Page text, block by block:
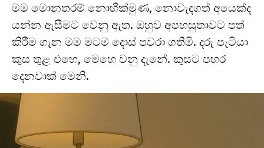
මම මොනතරම් නොහික්මුණ, නොවැදගත් අයෙක්ද
යන්න ඇසීමට වෙනු ඇත. ඔහුව අපහසුතාවට පත්
කිරීම ගැන මම මටම දොස් පවරා ගතිමි. දරු පැටියා
කුස තුළ එහෙ, මෙහෙ වනු දැනේ. කුසට පහර
දෙනවාක් මෙනි.